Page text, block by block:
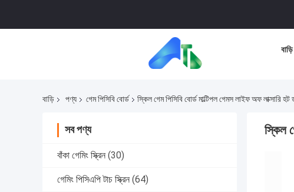
বাড়ি
বাড়ি পণ্য গেম পিসিবি বোর্ড স্কিল গেম পিসিবি বোর্ড মাল্টিপল গেমস লাইফ অফ লাক্সারি
সব পণ্য
বাঁকা গেমিং স্ক্রিন (30)
গেমিং পিসিএপি টাচ স্ক্রিন (64)
স্কিল